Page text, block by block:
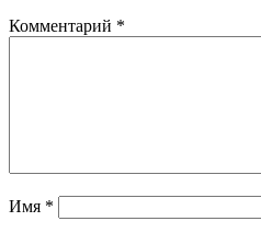
Комментарий *
Имя *